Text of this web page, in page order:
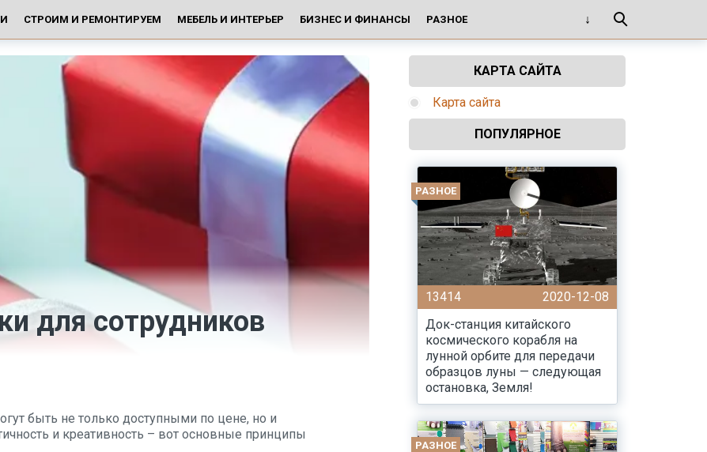
СТРОИМ И РЕМОНТИРУЕМ МЕБЕЛЬ И ИНТЕРЬЕР БИЗНЕС И ФИНАНСЫ РАЗНОЕ
для сотрудников
быть не только доступными по цене, но и
и креативность – вот основные принципы
КАРТА САЙТА
Карта сайта
ПОПУЛЯРНОЕ
РАЗНОЕ
13414
2020-12-08
Док-станция китайского
космического корабля на
лунной орбите для передачи
образцов луны — следующая
остановка, Земля!
РАЗНОЕ